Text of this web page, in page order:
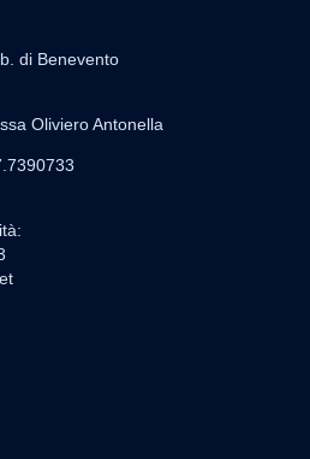
di Benevento
Oliviero Antonella